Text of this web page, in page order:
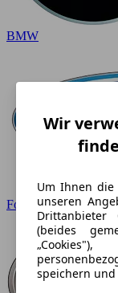
BMW
Ford
Wir
Um Ihnen die
unseren
Drittanbieter
(beides
speichern